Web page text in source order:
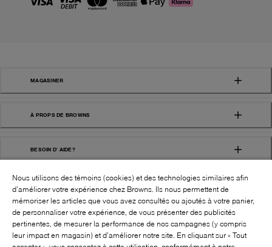
MAGASINER
À PROPS DE BROWNS
BESOIN D' AIDE?
SUIVEZ-NOUS!:
Nous utilisons des témoins (cookies) et des technologies similaires afin
d’améliorer votre expérience chez Browns. Ils nous permettent de
mémoriser les articles que vous avez consultés ou ajoutés à votre panier,
de personnaliser votre expérience, de vous présenter des publicités
pertinentes, de mesurer la performance de nos campagnes (y compris
leur impact en magasin) et d’améliorer notre site. En cliquant sur « Tout